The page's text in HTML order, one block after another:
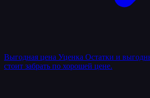
Выгодная цена Уценка Остатки и
стоит забрать по хорошей цене.